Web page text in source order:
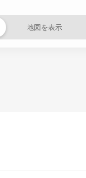
地図を表示